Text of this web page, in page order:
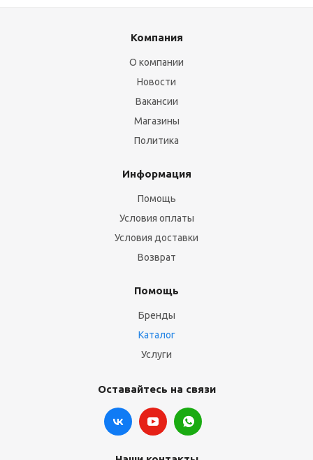
Компания
О компании
Новости
Вакансии
Магазины
Политика
Информация
Помощь
Условия оплаты
Условия доставки
Возврат
Помощь
Бренды
Каталог
Услуги
Оставайтесь на связи